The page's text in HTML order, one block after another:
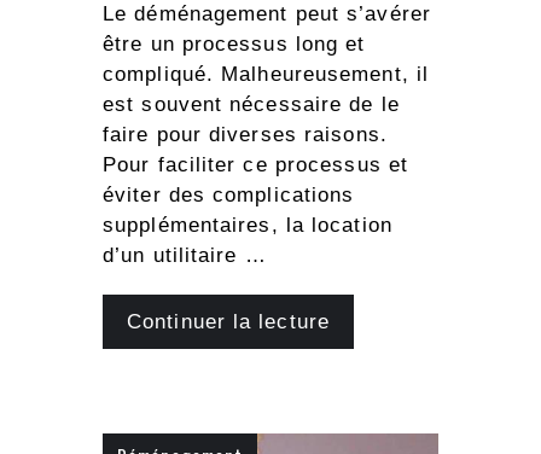
Le déménagement peut s’avérer
être un processus long et
compliqué. Malheureusement, il
est souvent nécessaire de le
faire pour diverses raisons.
Pour faciliter ce processus et
éviter des complications
supplémentaires, la location
d’un utilitaire …
Continuer la lecture